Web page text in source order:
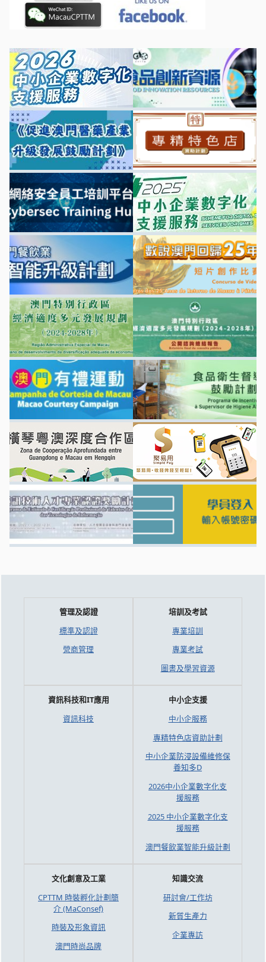
管理及認證
標準及認證
營商管理
培訓及考試
專業培訓
專業考試
圖書及學習資源
資訊科技和IT應用
資訊科技
中小企支援
中小企服務
專精特色店資助計劃
中小企業防浸設備維修保
養知多D
2026中小企業數字化支
援服務
2025 中小企業數字化支
援服務
澳門餐飲業智能升級計劃
文化創意及工業
CPTTM 時裝孵化計劃簡
介 (MaConsef)
時裝及形象資訊
澳門時尚品牌
知識交流
研討會/工作坊
新質生產力
企業專訪